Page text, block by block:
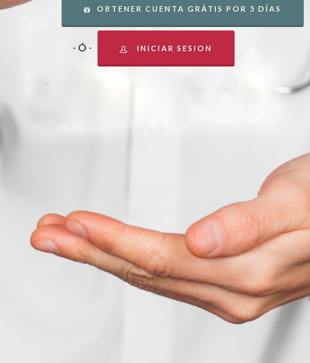
OBTENER CUENTA GRÁTIS POR 5 DÍAS
- Ó - INICIAR SESION